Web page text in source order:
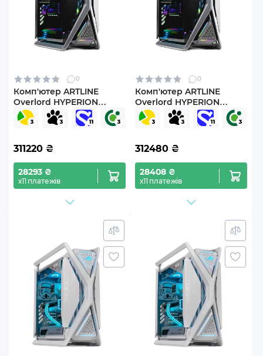
0
Комп'ютер ARTLINE
Overlord HYPERION
Windows 11 Pro
(Hyperionv52Win)
311220 ₴
28293 ₴
х11 платежів
0
Комп'ютер ARTLINE
Overlord HYPERION
Windows 11 Pro
(Hyperionv57Win)
312480 ₴
28408 ₴
х11 платежів